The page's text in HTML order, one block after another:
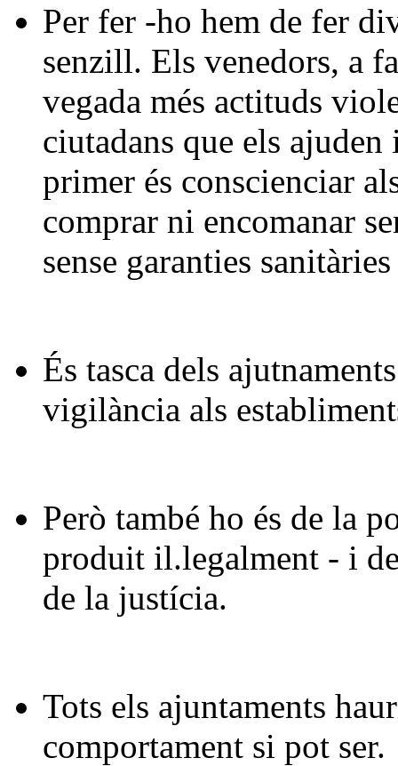
Per fer -ho hem de fer
senzill. Els venedors, a
vegada més actituds
ciutadans que els
primer és conscienciar
comprar ni encomanar
sense garanties
És tasca dels
vigilància als
Però també ho és de la
produit il.legalment - i
de la justícia.
Tots els ajuntaments
comportament si pot ser.